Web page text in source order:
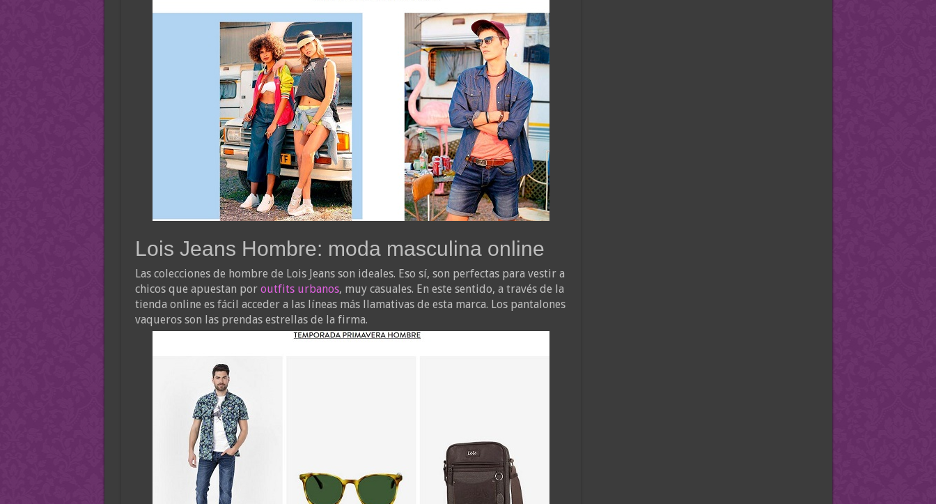
Lois Jeans Hombre: moda masculina online
Las colecciones de hombre de Lois Jeans son ideales. Eso sí, son perfectas para vestir a
chicos que apuestan por outfits urbanos, muy casuales. En este sentido, a través de la
tienda online es fácil acceder a las líneas más llamativas de esta marca. Los pantalones
vaqueros son las prendas estrellas de la firma.